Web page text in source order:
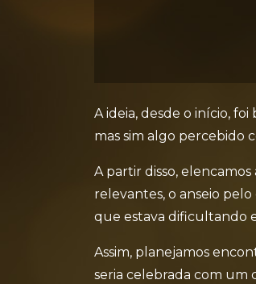
A ideia, desde o início,
mas sim algo percebido
A partir disso,
relevantes, o anseio
que estava dificultando
Assim, planejamos
seria celebrada com um